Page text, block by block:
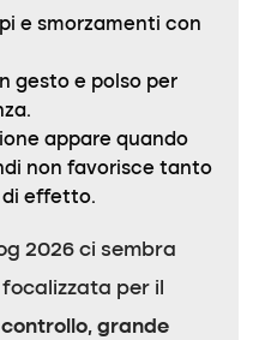
e smorzamenti con
gesto e polso per
appare quando
non favorisce tanto
di effetto.
2026 ci sembra
per il
grande